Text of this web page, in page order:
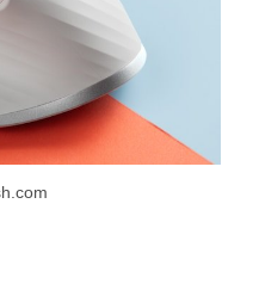
Poskytovatel / Doména
eshop.premocz.eu
eshop.premocz.eu